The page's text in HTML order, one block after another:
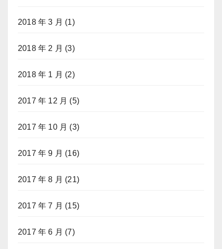
2018 年 3 月 (1)
2018 年 2 月 (3)
2018 年 1 月 (2)
2017 年 12 月 (5)
2017 年 10 月 (3)
2017 年 9 月 (16)
2017 年 8 月 (21)
2017 年 7 月 (15)
2017 年 6 月 (7)